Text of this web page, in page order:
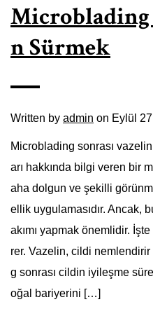
Microblading
n Sürmek
Written by admin on Eylül
Microblading sonrası
arı hakkında bilgi veren bir
aha dolgun ve şekilli
ellik uygulamasıdır. Ancak,
akımı yapmak önemlidir.
rer. Vazelin, cildi
g sonrası cildin iyileşme
oğal bariyerini […]